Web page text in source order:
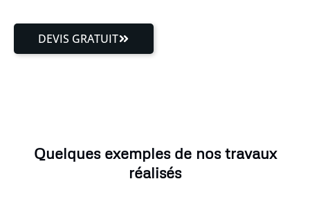
DEVIS GRATUIT
Quelques exemples de nos travaux
réalisés